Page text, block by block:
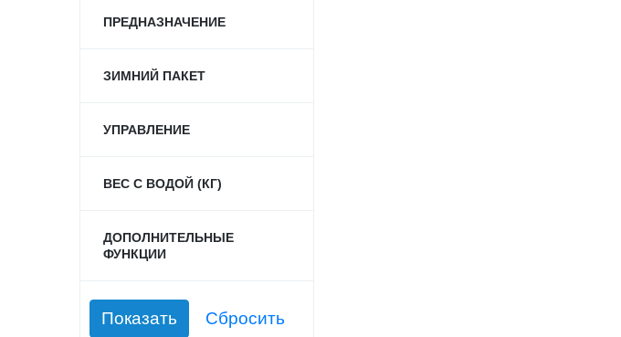
ПРЕДНАЗНАЧЕНИЕ
ЗИМНИЙ ПАКЕТ
УПРАВЛЕНИЕ
ВЕС С ВОДОЙ (КГ)
ДОПОЛНИТЕЛЬНЫЕ
ФУНКЦИИ